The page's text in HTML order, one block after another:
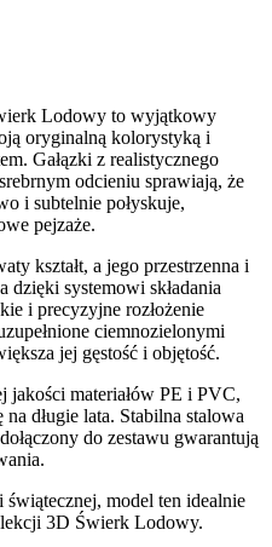
Lodowy to wyjątkowy
oryginalną kolorystyką i
Gałązki z realistycznego
odcieniu sprawiają, że
i subtelnie połyskuje,
pejzaże.
kształt, a jego przestrzenna i
dzięki systemowi składania
i precyzyjne rozłożenie
ciemnozielonymi
jej gęstość i objętość.
materiałów PE i PVC,
długie lata. Stabilna stalowa
do zestawu gwarantują
świątecznej, model ten idealnie
3D Świerk Lodowy.